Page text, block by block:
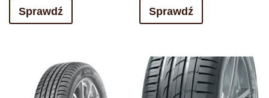
Sprawdź Sprawdź